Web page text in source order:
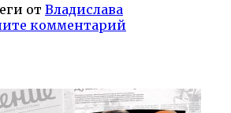
от Владислава
комментарий